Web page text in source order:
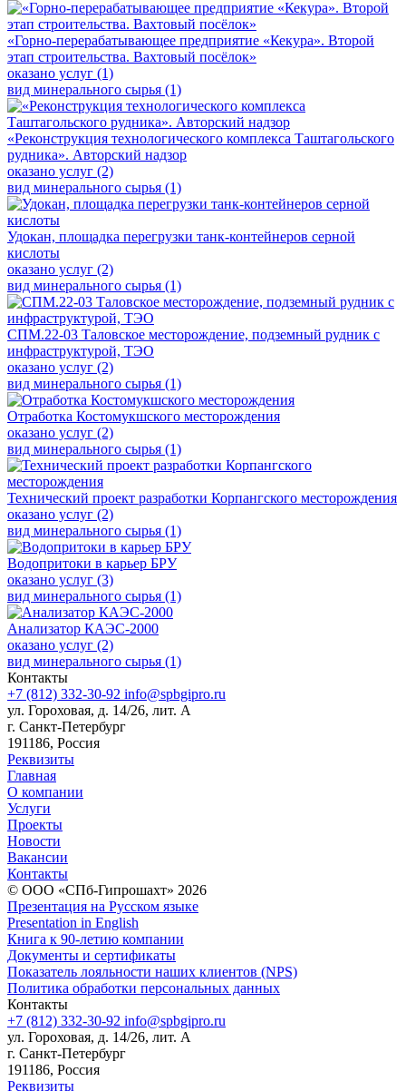
«Горно-перерабатывающее предприятие «Кекура». Второй
этап строительства. Вахтовый посёлок»
оказано услуг (1)
вид минерального сырья (1)
«Реконструкция технологического комплекса Таштагольского
рудника». Авторский надзор
оказано услуг (2)
вид минерального сырья (1)
Удокан, площадка перегрузки танк-контейнеров серной
кислоты
оказано услуг (2)
вид минерального сырья (1)
СПМ.22-03 Таловское месторождение, подземный рудник с
инфраструктурой, ТЭО
оказано услуг (2)
вид минерального сырья (1)
Отработка Костомукшского месторождения
оказано услуг (2)
вид минерального сырья (1)
Технический проект разработки Корпангского месторождения
оказано услуг (2)
вид минерального сырья (1)
Водопритоки в карьер БРУ
оказано услуг (3)
вид минерального сырья (1)
Анализатор КАЭС-2000
оказано услуг (2)
вид минерального сырья (1)
Контакты
+7 (812) 332-30-92 info@spbgipro.ru
ул. Гороховая, д. 14/26, лит. А
г. Санкт-Петербург
191186, Россия
Реквизиты
Главная
О компании
Услуги
Проекты
Новости
Вакансии
Контакты
© ООО «СПб-Гипрошахт» 2026
Презентация на Русском языке
Presentation in English
Книга к 90-летию компании
Документы и сертификаты
Показатель лояльности наших клиентов (NPS)
Политика обработки персональных данных
Контакты
+7 (812) 332-30-92 info@spbgipro.ru
ул. Гороховая, д. 14/26, лит. А
г. Санкт-Петербург
191186, Россия
Реквизиты